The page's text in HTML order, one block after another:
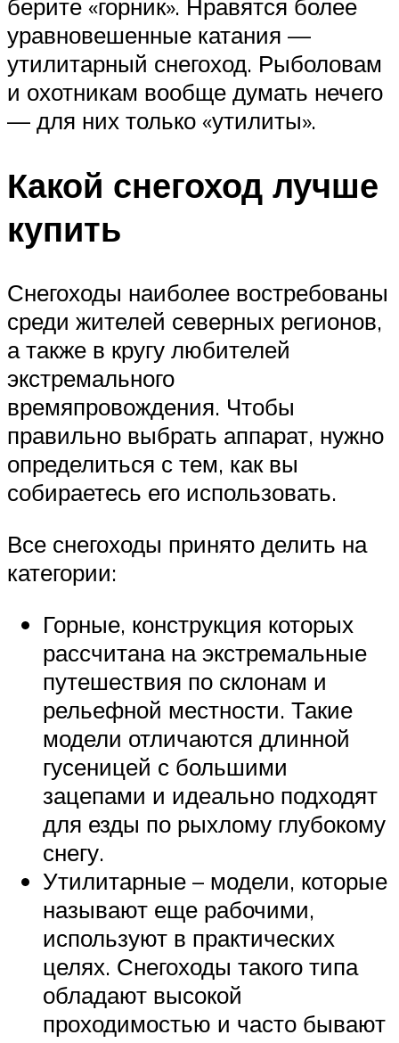
берите «горник». Нравятся более
уравновешенные катания —
утилитарный снегоход. Рыболовам
и охотникам вообще думать нечего
— для них только «утилиты».
Какой снегоход лучше
купить
Снегоходы наиболее востребованы
среди жителей северных регионов,
а также в кругу любителей
экстремального
времяпровождения. Чтобы
правильно выбрать аппарат, нужно
определиться с тем, как вы
собираетесь его использовать.
Все снегоходы принято делить на
категории:
Горные, конструкция которых
рассчитана на экстремальные
путешествия по склонам и
рельефной местности. Такие
модели отличаются длинной
гусеницей с большими
зацепами и идеально подходят
для езды по рыхлому глубокому
снегу.
Утилитарные – модели, которые
называют еще рабочими,
используют в практических
целях. Снегоходы такого типа
обладают высокой
проходимостью и часто бывают